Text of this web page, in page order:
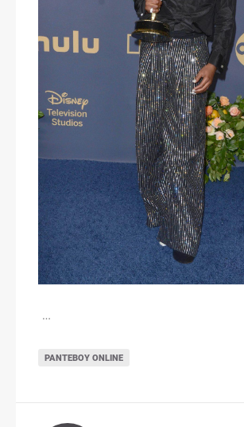
…
ΡΑΝΤΕΒΟΎ ONLINE